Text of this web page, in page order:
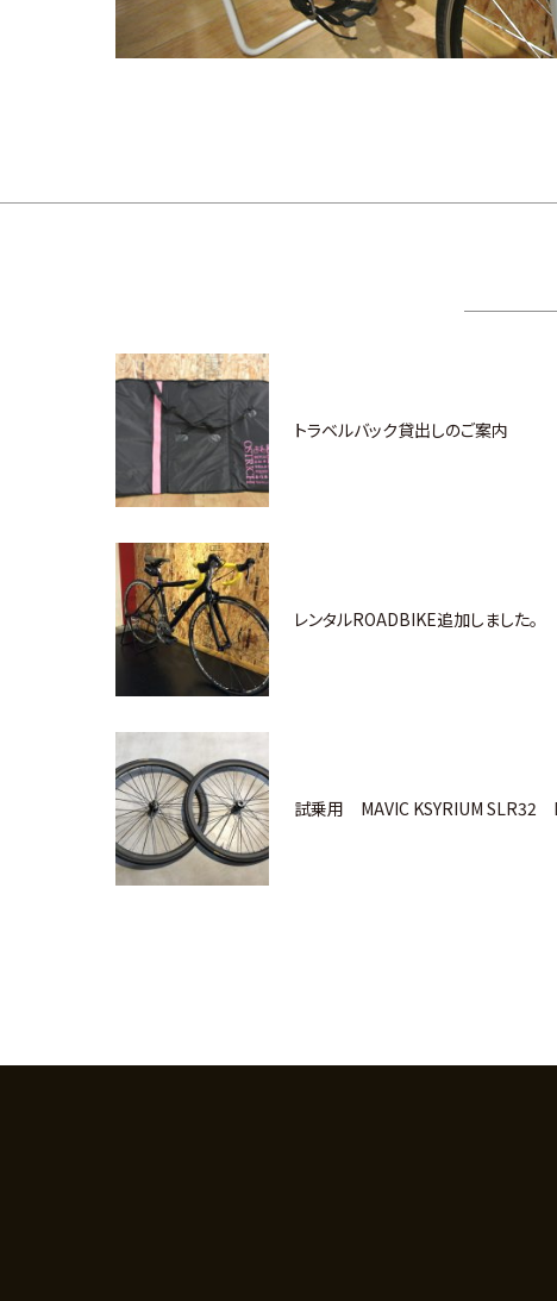
トラベルバック貸出しのご案内
レンタルROADBIKE追加しました。
試乗用 MAVIC KSYRIUM SLR32